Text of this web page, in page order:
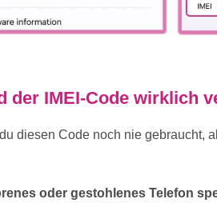
der IMEI-Code wirklich
diesen Code noch nie gebraucht,
oder gestohlenes Telefon